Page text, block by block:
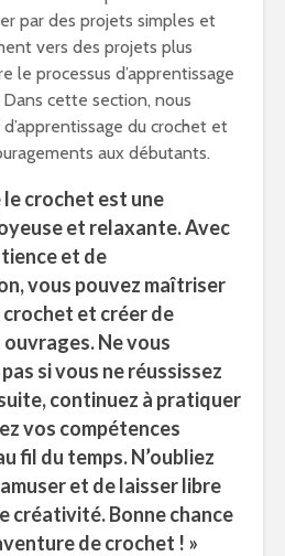
par des projets simples et
vers des projets plus
le processus d’apprentissage
cette section, nous
du crochet et
aux débutants.
crochet est une
et relaxante. Avec
et de
vous pouvez maîtriser
crochet et créer de
Ne vous
si vous ne réussissez
continuez à pratiquer
vos compétences
fil du temps. N’oubliez
et de laisser libre
créativité. Bonne chance
de crochet ! »